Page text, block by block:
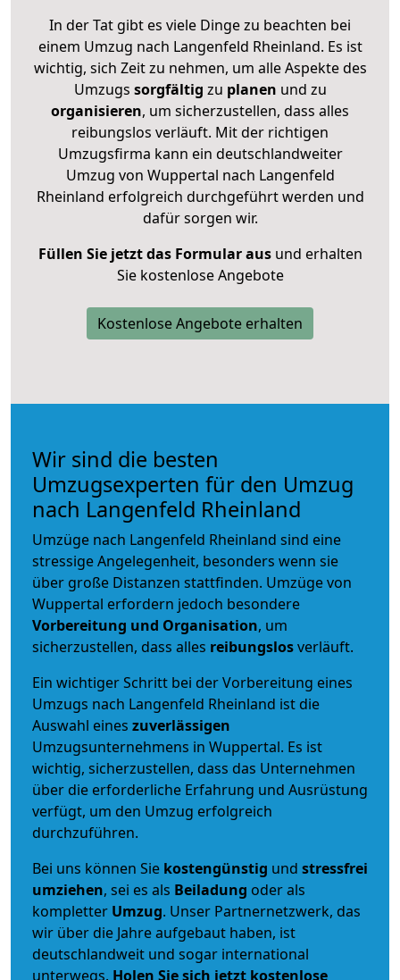
In der Tat gibt es viele Dinge zu beachten bei
einem Umzug nach Langenfeld Rheinland. Es ist
wichtig, sich Zeit zu nehmen, um alle Aspekte des
Umzugs sorgfältig zu planen und zu
organisieren, um sicherzustellen, dass alles
reibungslos verläuft. Mit der richtigen
Umzugsfirma kann ein deutschlandweiter
Umzug von Wuppertal nach Langenfeld
Rheinland erfolgreich durchgeführt werden und
dafür sorgen wir.
Füllen Sie jetzt das Formular ausund erhalten
Sie kostenlose Angebote
Kostenlose Angebote erhalten
Wir sind die besten
Umzugsexperten für den Umzug
nach Langenfeld Rheinland
Umzüge nach Langenfeld Rheinland sind eine
stressige Angelegenheit, besonders wenn sie
über große Distanzen stattfinden. Umzüge von
Wuppertal erfordern jedoch besondere
Vorbereitung und Organisation, um
sicherzustellen, dass alles reibungslosverläuft.
Ein wichtiger Schritt bei der Vorbereitung eines
Umzugs nach Langenfeld Rheinland ist die
Auswahl eines zuverlässigen
Umzugsunternehmens in Wuppertal. Es ist
wichtig, sicherzustellen, dass das Unternehmen
über die erforderliche Erfahrung und Ausrüstung
verfügt, um den Umzug erfolgreich
durchzuführen.
Bei uns können Sie kostengünstig und stressfrei
umziehen, sei es als Beiladung oder als
kompletter Umzug. Unser Partnernetzwerk, das
wir über die Jahre aufgebaut haben, ist
deutschlandweit und sogar international
unterwegs. Holen Sie sich jetzt kostenlose